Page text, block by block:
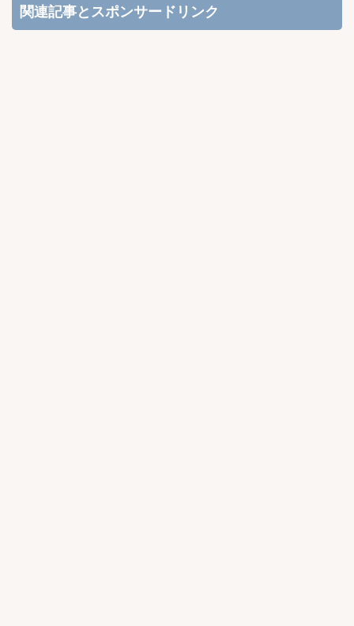
関連記事とスポンサードリンク